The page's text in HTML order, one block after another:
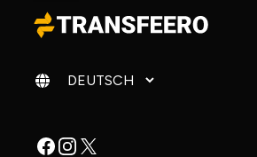
Sprache ändern
Facebook
Instagram
X